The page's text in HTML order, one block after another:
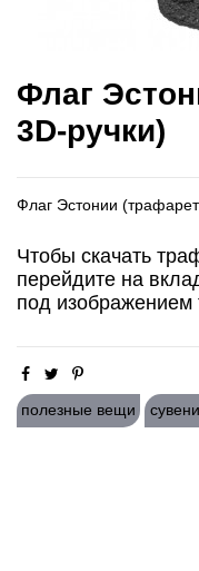
Флаг
3D-ручки)
Флаг Эстонии
Чтобы скачать
перейдите на
под изображением
полезные вещи